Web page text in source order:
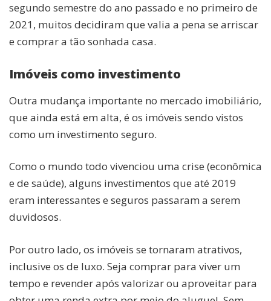
segundo semestre do ano passado e no primeiro de
2021, muitos decidiram que valia a pena se arriscar
e comprar a tão sonhada casa.
Imóveis como investimento
Outra mudança importante no mercado imobiliário,
que ainda está em alta, é os imóveis sendo vistos
como um investimento seguro.
Como o mundo todo vivenciou uma crise (econômica
e de saúde), alguns investimentos que até 2019
eram interessantes e seguros passaram a serem
duvidosos.
Por outro lado, os imóveis se tornaram atrativos,
inclusive os de luxo. Seja comprar para viver um
tempo e revender após valorizar ou aproveitar para